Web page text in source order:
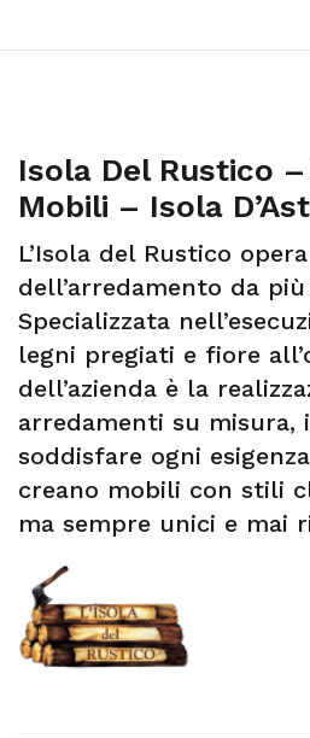
Isola Del Rustico
Mobili – Isola
L’Isola del Rustico
dell’arredamento da
Specializzata
legni pregiati e fiore
dell’azienda è la
arredamenti su misura,
soddisfare ogni
creano mobili con stili
ma sempre unici e mai